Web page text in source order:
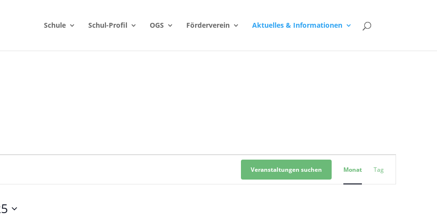
Schule Schul-Profil OGS Förderverein Aktuelles & Informationen
Veranstaltungen suchen
Ansichten-
Navigation
Monat Tag